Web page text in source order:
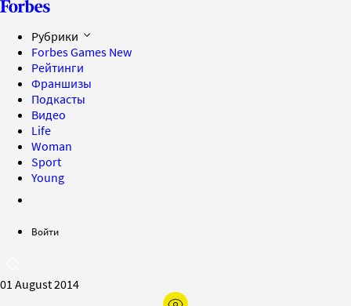
Рубрики
Forbes Games New
Рейтинги
Франшизы
Подкасты
Видео
Life
Woman
Sport
Young
Войти
01 August 2014